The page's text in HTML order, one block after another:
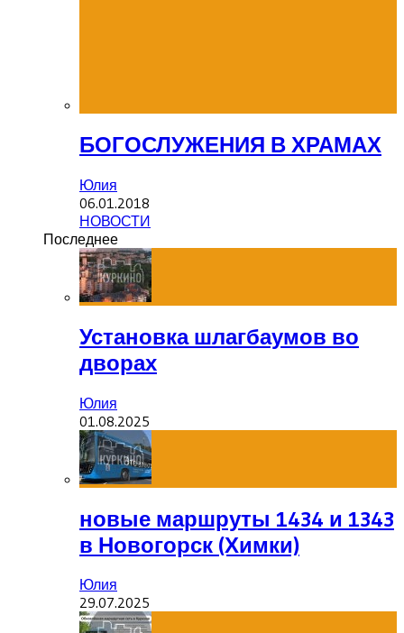
БОГОСЛУЖЕНИЯ В ХРАМАХ
Юлия
06.01.2018
НОВОСТИ
Последнее
Установка шлагбаумов во
дворах
Юлия
01.08.2025
новые маршруты 1434 и 1343
в Новогорск (Химки)
Юлия
29.07.2025